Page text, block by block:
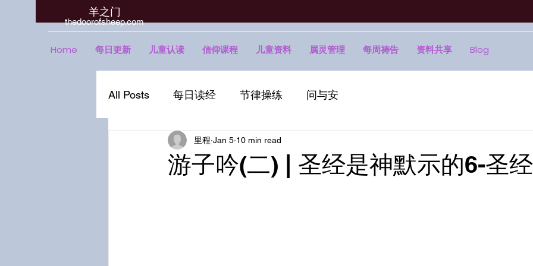
羊之门
​thedoorofsheep.com
Home 每日更新 儿童认读 信仰课程 儿童资料 属灵管理 每周祷告 资料共享 Blog
All Posts 每日读经 节律操练 问与安
游子吟(二) | 圣经是神默示的6-圣
里程 Jan 5 10 min read